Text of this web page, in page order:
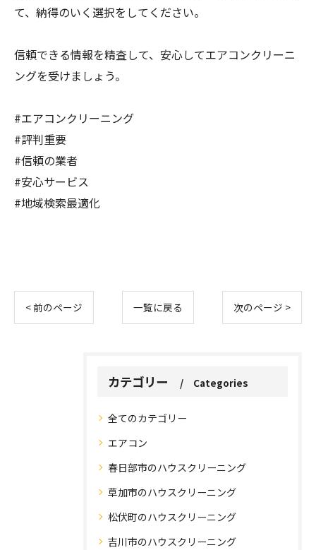
て、納得のいく選択をしてください。
信頼できる情報を精査して、安心してエアコンクリーニ
ングを受けましょう。
#エアコンクリーニング
#評判重要
#信頼の業者
#安心サービス
#地域検索最適化
< 前のページ 一覧に戻る 次のページ >
カテゴリー Categories
全てのカテゴリー
エアコン
春日部市のハウスクリーニング
草加市のハウスクリーニング
松伏町のハウスクリーニング
吉川市のハウスクリーニング
お問い合わせはこちら
お問い合わせはこちら